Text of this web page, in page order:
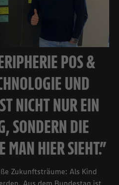
POS &
UND
NICHT NUR EIN
SONDERN DIE
MAN HIER SIEHT.”
Zukunftsträume: Als Kind
Aus dem Bundestag ist